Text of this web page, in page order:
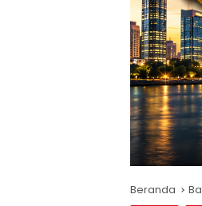
Beranda